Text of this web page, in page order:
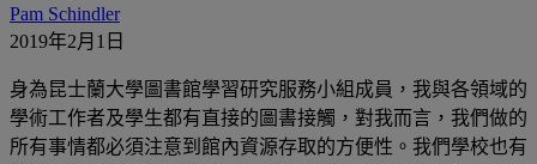
Pam Schindler
2019年2月1日
身為昆士蘭大學圖書館學習研究服務小組成員，我與各領域的
學術工作者及學生都有直接的圖書接觸，對我而言，我們做的
所有事情都必須注意到館內資源存取的方便性。我們學校也有